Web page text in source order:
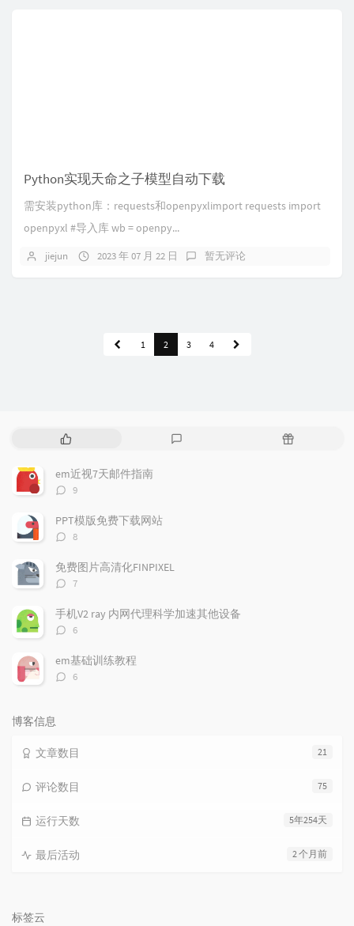
Python实现天命之子模型自动下载
需安装python库：requests和openpyxlimport requests import
openpyxl #导入库 wb = openpy...
jiejun 2023 年 07 月 22 日 暂无评论
1 2 3 4
热
文
章
随
em近视7天邮件指南
评
数：
9
PPT模版免费下载网站
评
数：
8
免费图片高清化FINPIXEL
评
数：
7
手机V2 ray 内网代理科学加速其他设备
评
数：
6
em基础训练教程
评
6
博客信息
21
文章数目
75
评论数目
5年254天
运行天数
2 个月前
最后活动
标签云